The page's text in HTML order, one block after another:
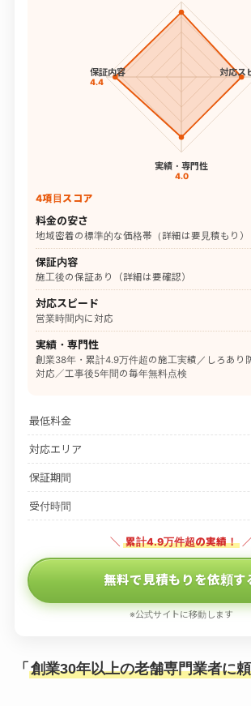
対応ス
実績・専門性
4.0
保証内容
4.4
4項目スコア
料金の安さ
地域密着の標準的な価格帯（詳細は要見積もり）
保証内容
施工後の保証あり（詳細は要確認）
対応スピード
営業時間内に対応
実績・専門性
創業38年・累計4.9万件超の施工実績／しろあり
対応／工事後5年間の毎年無料点検
最低料金
対応エリア
保証期間
受付時間
＼ 累計4.9万件超の実績！ ／
無料で見積もりを依頼す
※公式サイトに移動します
「 創業30年以上の老舗専門業者に